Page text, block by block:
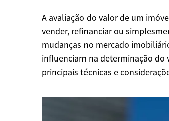
A avaliação do valor de um
vender, refinanciar ou
mudanças no mercado
influenciam na determinação do
principais técnicas e